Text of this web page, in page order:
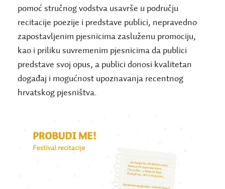
pomoć stručnog vodstva usavrše u području
recitacije poezije i predstave publici, nepravedno
zapostavljenim pjesnicima zasluženu promociju,
kao i priliku suvremenim pjesnicima da publici
predstave svoj opus, a publici donosi kvalitetan
događaj i mogućnost upoznavanja recentnog
hrvatskog pjesništva.